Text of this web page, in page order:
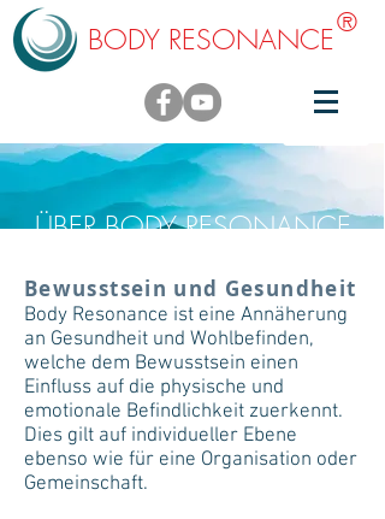
BODY RESONANCE®
ÜBER BODY RESONANCE
Bewusstsein und Gesundheit
Body Resonance ist eine Annäherung
an Gesundheit und Wohlbefinden,
welche dem Bewusstsein einen
Einfluss auf die physische und
emotionale Befindlichkeit zuerkennt.
Dies gilt auf individueller Ebene
ebenso wie für eine Organisation oder
Gemeinschaft.